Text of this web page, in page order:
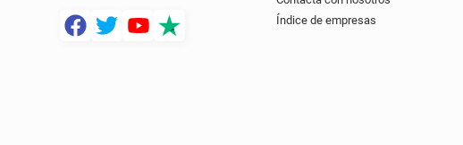
Índice de empresas